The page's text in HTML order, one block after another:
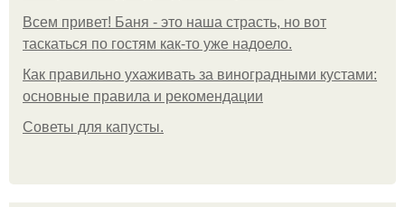
Всем привет! Баня - это наша страсть, но вот
таскаться по гостям как-то уже надоело.
Как правильно ухаживать за виноградными кустами:
основные правила и рекомендации
Советы для капусты.